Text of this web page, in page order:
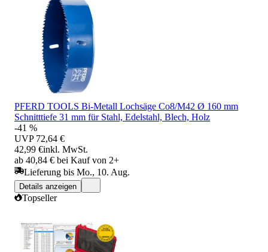
PFERD TOOLS Bi-Metall Lochsäge Co8/M42 Ø 160 mm
Schnitttiefe 31 mm für Stahl, Edelstahl, Blech, Holz
-41 %
UVP 72,64 €
42,99 €inkl. MwSt.
ab 40,84 € bei Kauf von 2+
Lieferung bis Mo., 10. Aug.
Details anzeigen
Topseller